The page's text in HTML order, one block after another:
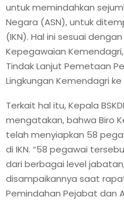
untuk memindahkan
Negara (ASN), untuk
(IKN). Hal ini sesuai
Kepegawaian
Tindak Lanjut Pemetaan
Lingkungan Kemendagri ke
Terkait hal itu, Kepala
mengatakan, bahwa Biro
telah menyiapkan 58
di IKN. “58 pegawai
dari berbagai level
disampaikannya saat
Pemindahan Pejabat dan